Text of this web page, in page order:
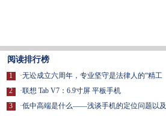
阅读排行榜
1
2
3
·无讼成立六周年，专业坚守是法律人的“精工
·联想 Tab V7：6.9寸屏 平板手机
·低中高端是什么——浅谈手机的定位问题以及